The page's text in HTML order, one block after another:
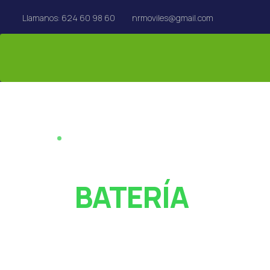
Llamanos: 624 60 98 60 nrmoviles@gmail.com
BATERÍA